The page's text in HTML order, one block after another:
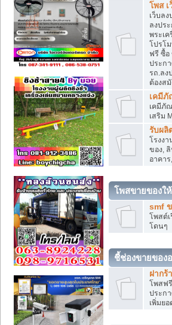
โพส
เว็บล
ลงปร
พระเ
โปรโ
ฟรี ซื้อ
ประก
รถ.ล
ต้องส
เคมีภั
เคมีภั
เสริม
รับผลิ
โรงง
ของ,
อาคา
โพสขายของใ
smf
โพสต์
โดนๆ
ชี้ช่องขายของ
ฝากร้
โพสฟ
ประก
เพิ่มย